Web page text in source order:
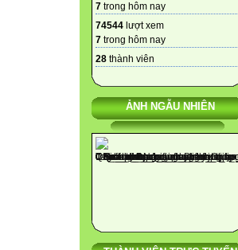
7 trong hôm nay
74544 lượt xem
7 trong hôm nay
28 thành viên
ẢNH NGẪU NHIÊN